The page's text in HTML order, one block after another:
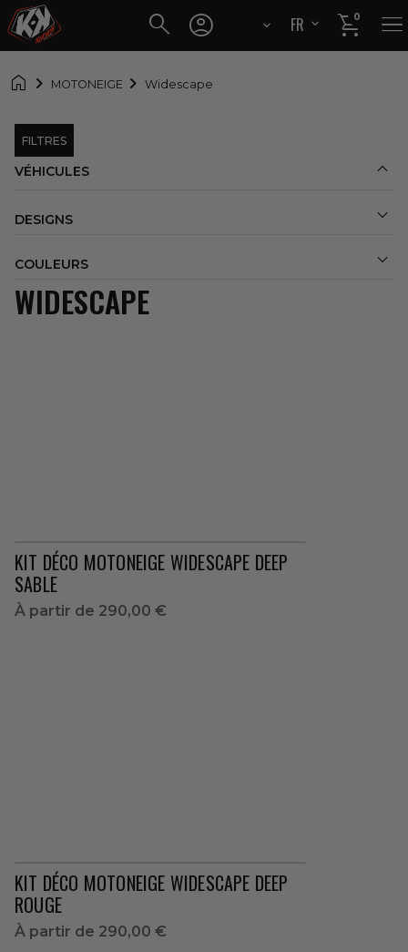
 
FR
EN

0 
 MOTONEIGE Widescape
FILTRES
VÉHICULES 
DESIGNS 
COULEURS 
WIDESCAPE
KIT DÉCO MOTONEIGE WIDESCAPE DEEP
SABLE
À partir de 290,00 €
KIT DÉCO MOTONEIGE WIDESCAPE DEEP
ROUGE
À partir de 290,00 €